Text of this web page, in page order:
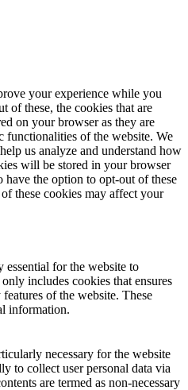
your experience while you
of these, the cookies that are
on your browser as they are
functionalities of the website. We
us analyze and understand how
will be stored in your browser
the option to opt-out of these
these cookies may affect your
essential for the website to
includes cookies that ensures
of the website. These
information.
necessary for the website
to collect user personal data via
are termed as non-necessary